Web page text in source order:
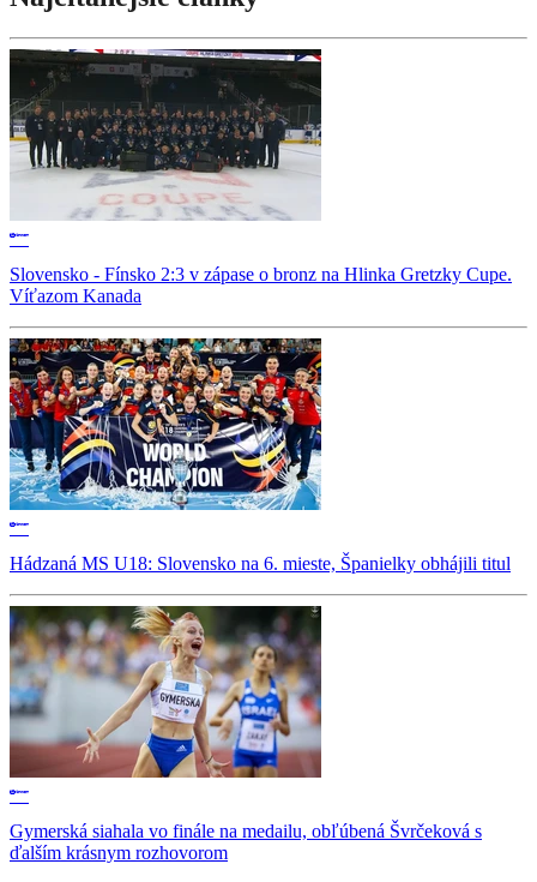
Slovensko - Fínsko 2:3 v zápase o bronz na Hlinka Gretzky Cupe.
Víťazom Kanada
Hádzaná MS U18: Slovensko na 6. mieste, Španielky obhájili titul
Gymerská siahala vo finále na medailu, obľúbená Švrčeková s
ďalším krásnym rozhovorom